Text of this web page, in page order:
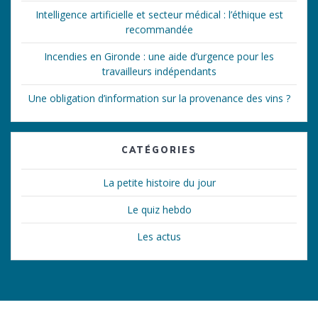
Intelligence artificielle et secteur médical : l’éthique est
recommandée
Incendies en Gironde : une aide d’urgence pour les
travailleurs indépendants
Une obligation d’information sur la provenance des vins ?
CATÉGORIES
La petite histoire du jour
Le quiz hebdo
Les actus